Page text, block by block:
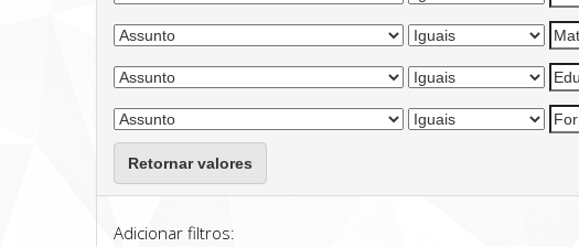
Retornar valores
Adicionar filtros: